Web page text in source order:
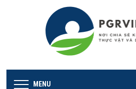
MENU